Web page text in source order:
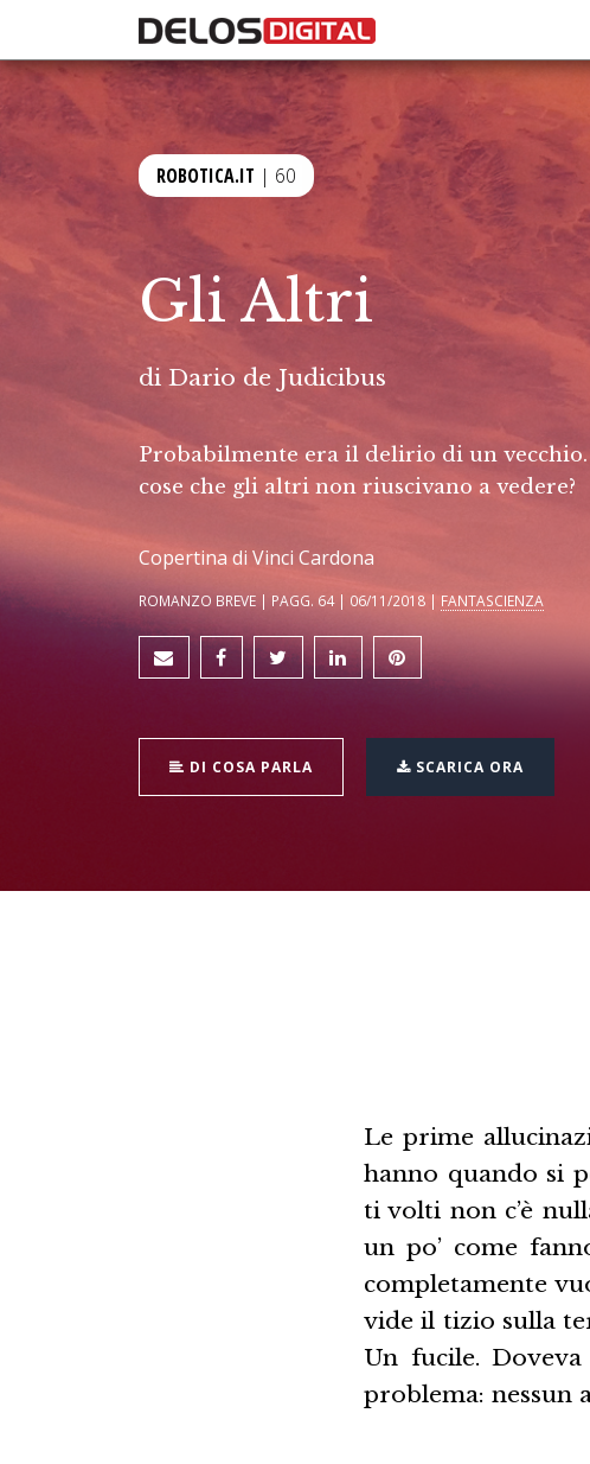
ROBOTICA.IT | 60
Gli Altri
di Dario de Judicibus
Probabilmente era il delirio di un vecchio.
cose che gli altri non riuscivano a vedere?
Copertina di Vinci Cardona
ROMANZO BREVE | PAGG. 64 | 06/11/2018 | FANTASCIENZA
DI COSA PARLA SCARICA ORA
Le prime
hanno quando si
ti volti non c’è
un po’ come
completamente
vide il tizio sulla
Un fucile.
problema: nessun